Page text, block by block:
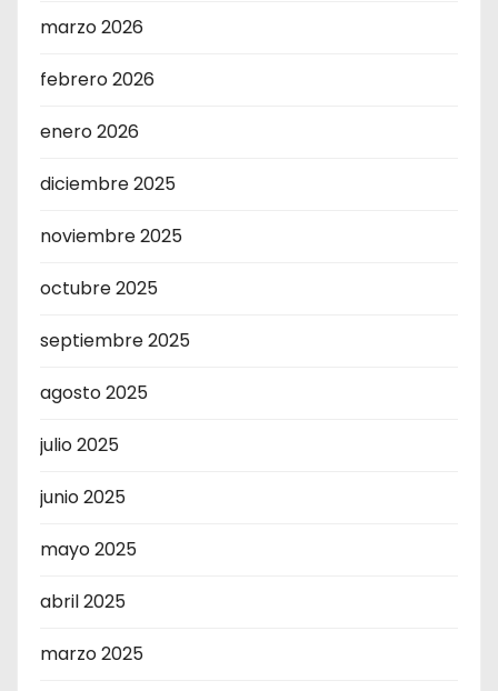
marzo 2026
febrero 2026
enero 2026
diciembre 2025
noviembre 2025
octubre 2025
septiembre 2025
agosto 2025
julio 2025
junio 2025
mayo 2025
abril 2025
marzo 2025